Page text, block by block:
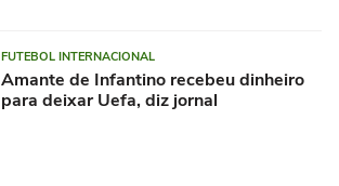
FUTEBOL INTERNACIONAL
Amante de Infantino recebeu dinheiro
para deixar Uefa, diz jornal